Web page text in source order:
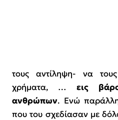
τους αντίληψη- να
χρήματα, … εις
ανθρώπων. Ενώ
που του σχεδίασαν με